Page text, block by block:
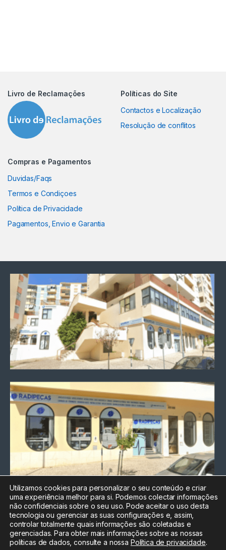
Livro de Reclamações
Políticas do Site
Contactos e Localização
Resolução de conflitos
Compras e Pagamentos
Duvidas/Faqs
Termos e Condiçoes
Política de Privacidade
Pagamentos, Envio e Garantia
Chamada para a rede fixa
nacional
Electrónica:212
588 047
Informática:212
Utilizamos cookies para personalizar o seu conteúdo e criar
uma experiência melhor para si. Podemos colectar informações
não confidenciais sobre o seu uso. Pode aceitar o uso desta
tecnologia ou gerenciar as suas configurações e, assim,
controlar totalmente quais informações são coletadas e
gerenciadas. Para obter mais informações sobre as nossas
políticas de dados, consulte a nossa Política de privacidade.